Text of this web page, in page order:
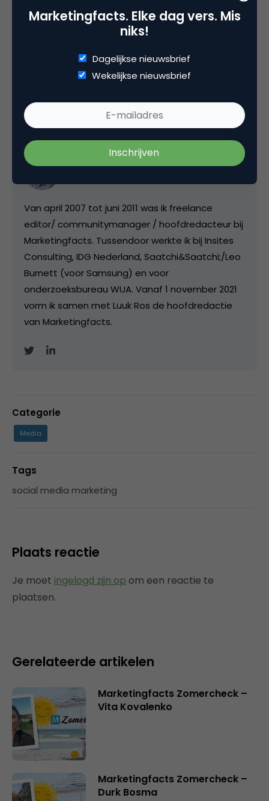
Deel dit artikel
Kopieer link
Matthijs van den Broek
Van april 2007 tot juni 2011 was ik freelance
editor/ communitymanager / hoofdredacteur bij
Marketingfacts. Tussendoor werkte ik bij Insites
Consulting, IDG Nederland, Saatchi&Saatchi;/Leo
Burnett (voor Samsung) en voor
onderzoeksbureau WUA. Vanaf 1 november 2021
vorm ik samen met Luuk Ros de hoofdredactie
van Marketingfacts.
Categorie
Media
Tags
social media marketing
Plaats reactie
Je moet ingelogd zijn op om een reactie te
plaatsen.
Gerelateerde artikelen
Marketingfacts Zomercheck –
Vita Kovalenko
Marketingfacts Zomercheck –
Durk Bosma
Marketingfacts. Elke dag vers. Mis
niks!
Dagelijkse nieuwsbrief
Wekelijkse nieuwsbrief